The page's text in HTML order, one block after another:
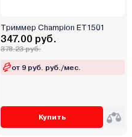
Триммер Champion ET1501
347.00 руб.
378.23 руб.
от 9 руб. руб./мес.
Купить